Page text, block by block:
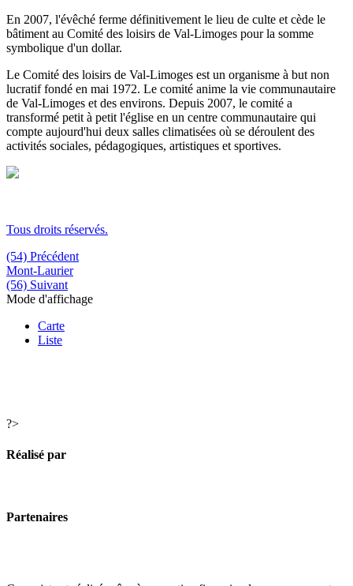
En 2007, l'évêché ferme définitivement le lieu de culte et cède le
bâtiment au Comité des loisirs de Val-Limoges pour la somme
symbolique d'un dollar.
Le Comité des loisirs de Val-Limoges est un organisme à but non
lucratif fondé en mai 1972. Le comité anime la vie communautaire
de Val-Limoges et des environs. Depuis 2007, le comité a
transformé petit à petit l'église en un centre communautaire qui
compte aujourd'hui deux salles climatisées où se déroulent des
activités sociales, pédagogiques, artistiques et sportives.
Tous droits réservés.
(54) Précédent
Mont-Laurier
(56) Suivant
Mode d'affichage
Carte
Liste
?>
Réalisé par
Partenaires